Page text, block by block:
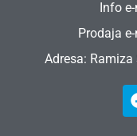
Info
Prodaja
Adresa: